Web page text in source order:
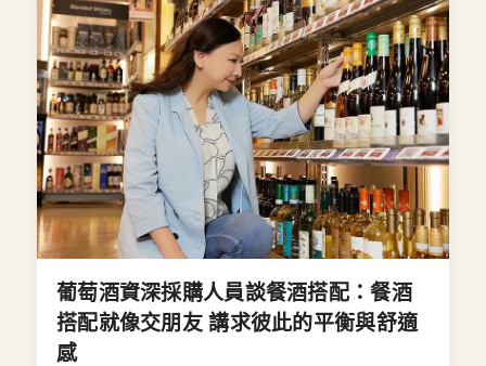
葡萄酒資深採購人員談餐酒搭配：餐酒
搭配就像交朋友 講求彼此的平衡與舒適
感